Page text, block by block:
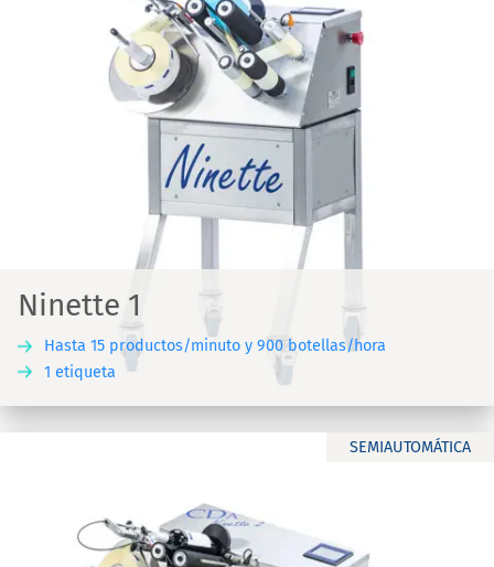
Ninette 1
Hasta 15 productos/minuto y 900 botellas/hora
1 etiqueta
SEMIAUTOMÁTICA